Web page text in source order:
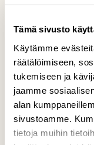
Tämä sivusto
Käytämme
räätälöimiseen,
tukemiseen ja
jaamme
alan
sivustoamme.
tietoja muihin